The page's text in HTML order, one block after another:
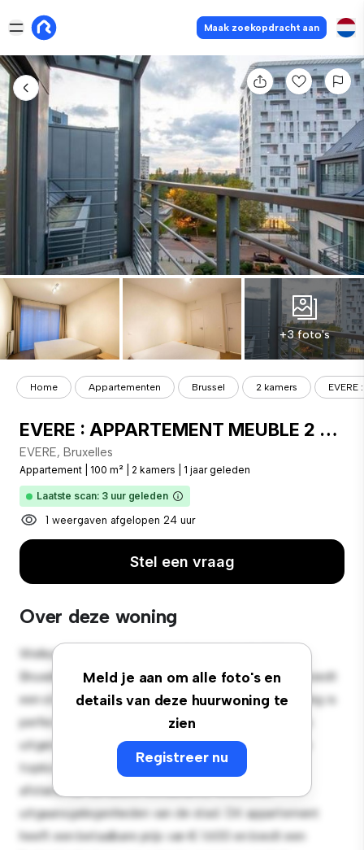
Maak zoekopdracht aan
+3 foto's
Home Appartementen Brussel 2 kamers EVERE
EVERE : APPARTEMENT MEUBLE 2 CHAMBRES + TERRASSE + PARKING - Evere
EVERE, Bruxelles
Appartement 100 m² 2 kamers 1 jaar geleden
Laatste scan: 3 uur geleden
1 weergaven afgelopen 24 uur
Stel een vraag
Over deze woning
Meld je aan om alle foto's en
details van deze huurwoning te
zien
Registreer nu
Welkom bij je nieuwe toevluchtsoord in EVERE,
Bruxelles! Dit moderne 2-slaapkamerappartement biedt
een stijlvolle en gezellige leefruimte. De open indeling is
perfect voor entertainment en de strakke keuken is
uitgerust met hoogwaardige apparatuur. Dankzij de
toplocatie bevind je je op slechts een steenworp
afstand van de beste restaurants, winkels en
uitgaansgelegenheden van de stad. Dit appartement
heeft een betaalbare prijs van € 1.600 en biedt een